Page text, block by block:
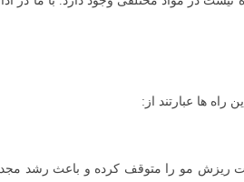
راه ها عبارتند از:
ریزش مو را متوقف کرده و باعث رشد